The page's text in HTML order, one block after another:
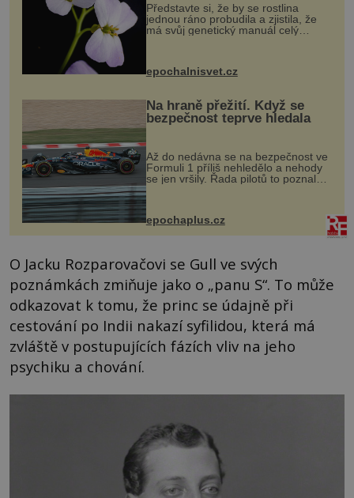
Představte si, že by se rostlina
jednou ráno probudila a zjistila, že
má svůj genetický manuál celý
vstupenka...
epochalnisvet.cz
Na hraně přežití. Když se
bezpečnost teprve hledala
Až do nedávna se na bezpečnost ve
Formuli 1 příliš nehledělo a nehody
se jen vršily. Řada pilotů to poznala
na vlastní kůži, často s trvalými
následky nebo bohužel i ztrátou
života. Dnes nepochopiteln...
epochaplus.cz
O Jacku Rozparovačovi se Gull ve svých
poznámkách zmiňuje jako o „panu S“. To může
odkazovat k tomu, že princ se údajně při
cestování po Indii nakazí syfilidou, která má
zvláště v postupujících fázích vliv na jeho
psychiku a chování.